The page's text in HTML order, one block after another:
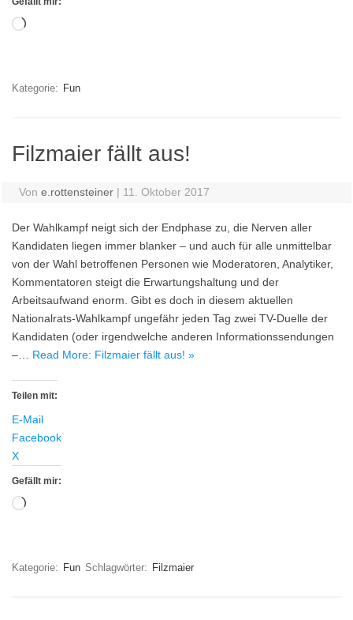
Wird
Kategorie: Fun
Filzmaier fällt aus!
Vone.rottensteiner | 11. Oktober 2017
Der Wahlkampf neigt sich der Endphase zu, die Nerven aller
Kandidaten liegen immer blanker – und auch für alle unmittelbar
von der Wahl betroffenen Personen wie Moderatoren, Analytiker,
Kommentatoren steigt die Erwartungshaltung und der
Arbeitsaufwand enorm. Gibt es doch in diesem aktuellen
Nationalrats-Wahlkampf ungefähr jeden Tag zwei TV-Duelle der
Kandidaten (oder irgendwelche anderen Informationssendungen
–… Read More: Filzmaier fällt aus! »
Teilen mit:
E-Mail
Facebook
X
Gefällt mir:
Wird
Kategorie: Fun Schlagwörter: Filzmaier